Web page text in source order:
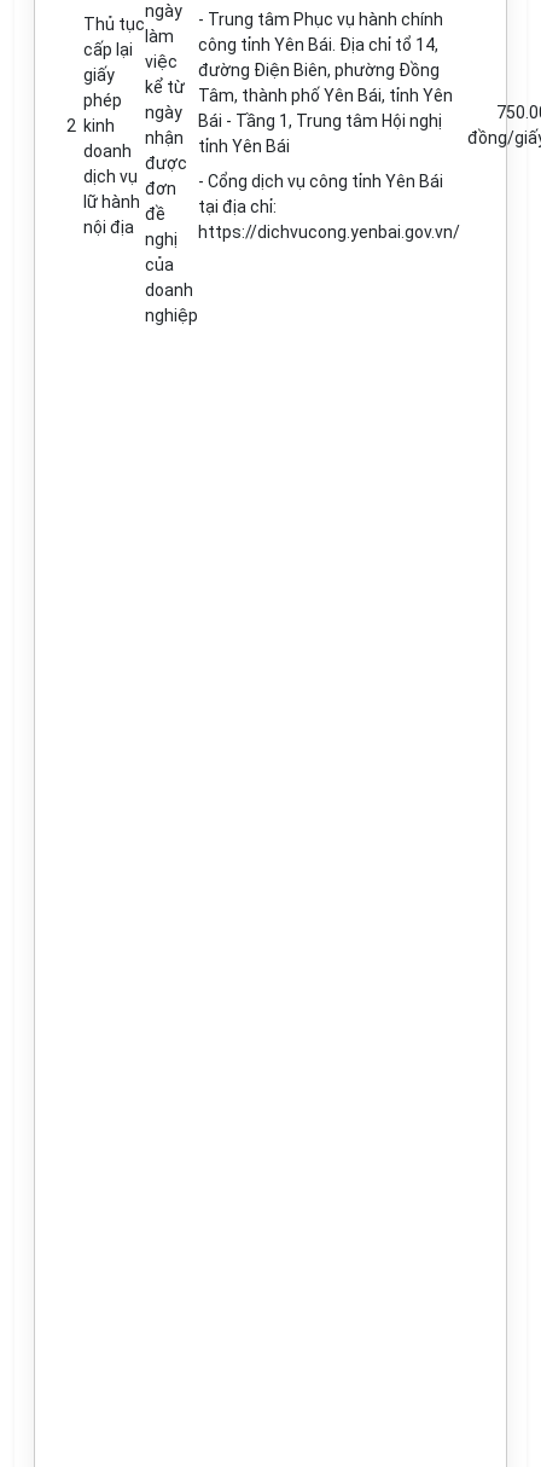
2
Thủ tục
cấp lại
giấy
phép
kinh
doanh
dịch vụ
ữ hành
nội địa
ngày
làm
việc
kể từ
ngày
nhận
được
đơn
đề
nghị
của
doanh
nghiệp
- Trung tâm Phục vụ hành chính
công tỉnh Yên Bái. Địa chỉ tổ 14,
đường Điện Biên, phường Đồng
Tâm, thành phố Yên Bái, tỉnh Yên
Bái - Tầng 1, Trung tâm Hội nghị
tỉnh Yên Bái
- Cổng dịch vụ công tỉnh Yên Bái
tại địa chỉ:
https://dichvucong.yenbai.gov.vn/
đồng/